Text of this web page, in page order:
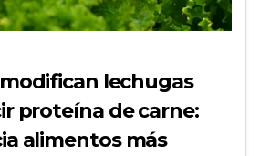
lechugas
proteína de carne:
alimentos más